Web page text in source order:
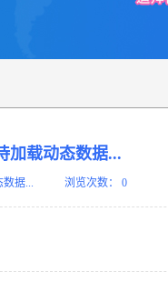
加载动态数据...
据... 浏览次数： 0